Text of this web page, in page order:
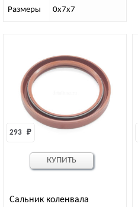
Размеры 0х7х7
Сальник коленвала
293 ₽
КУПИТЬ